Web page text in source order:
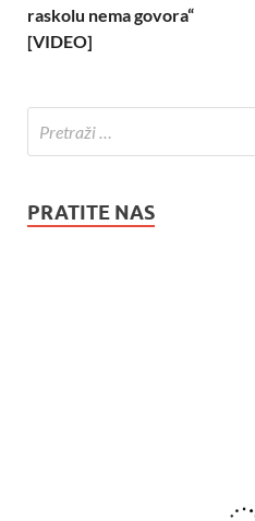
raskolu nema govora“
[VIDEO]
PRATITE NAS